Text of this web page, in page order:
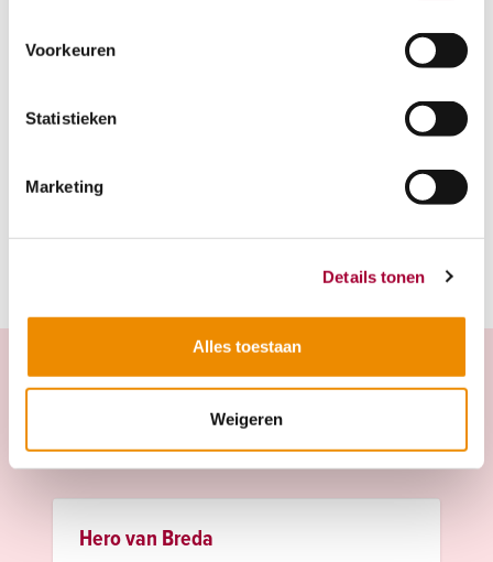
Voorkeuren
Statistieken
Marketing
Details tonen
Alles toestaan
Weigeren
Projecten in de buurt
Hero van Breda